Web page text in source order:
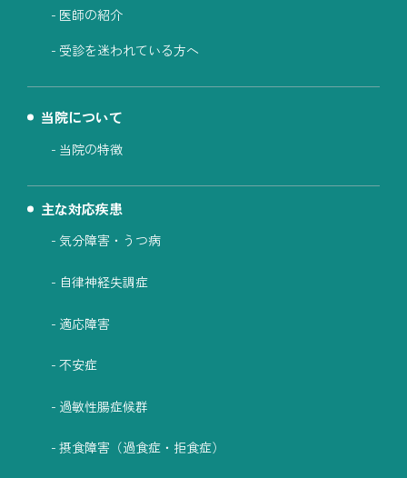
医師の紹介
受診を迷われている方へ
当院について
当院の特徴
主な対応疾患
気分障害・うつ病
自律神経失調症
適応障害
不安症
過敏性腸症候群
摂食障害（過食症・拒食症）